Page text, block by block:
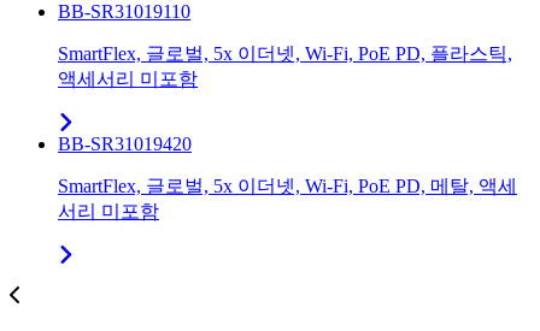
BB-SR31019110
SmartFlex, 글로벌, 5x 이더넷, Wi-Fi, PoE PD, 플라스틱,
액세서리 미포함
BB-SR31019420
SmartFlex, 글로벌, 5x 이더넷, Wi-Fi, PoE PD, 메탈, 액세
서리 미포함